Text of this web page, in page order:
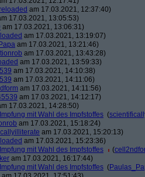
am 17.03.2021, 12:37:40)
17.03.2021, 13:05:53)
am 17.03.2021, 13:06:31)
am 17.03.2021, 13:19:07)
am 17.03.2021, 13:21:46)
am 17.03.2021, 13:43:28)
am 17.03.2021, 13:59:33)
am 17.03.2021, 14:10:38)
am 17.03.2021, 14:11:06)
am 17.03.2021, 14:11:56)
am 17.03.2021, 14:12:17)
17.03.2021, 14:28:50)
mit Wahl des Impfstoffes (
am 17.03.2021, 15:18:24)
am 17.03.2021, 15:20:13)
am 17.03.2021, 15:23:36)
mit Wahl des Impfstoffes
(
am 17.03.2021, 16:17:44)
mit Wahl des Impfstoffes (